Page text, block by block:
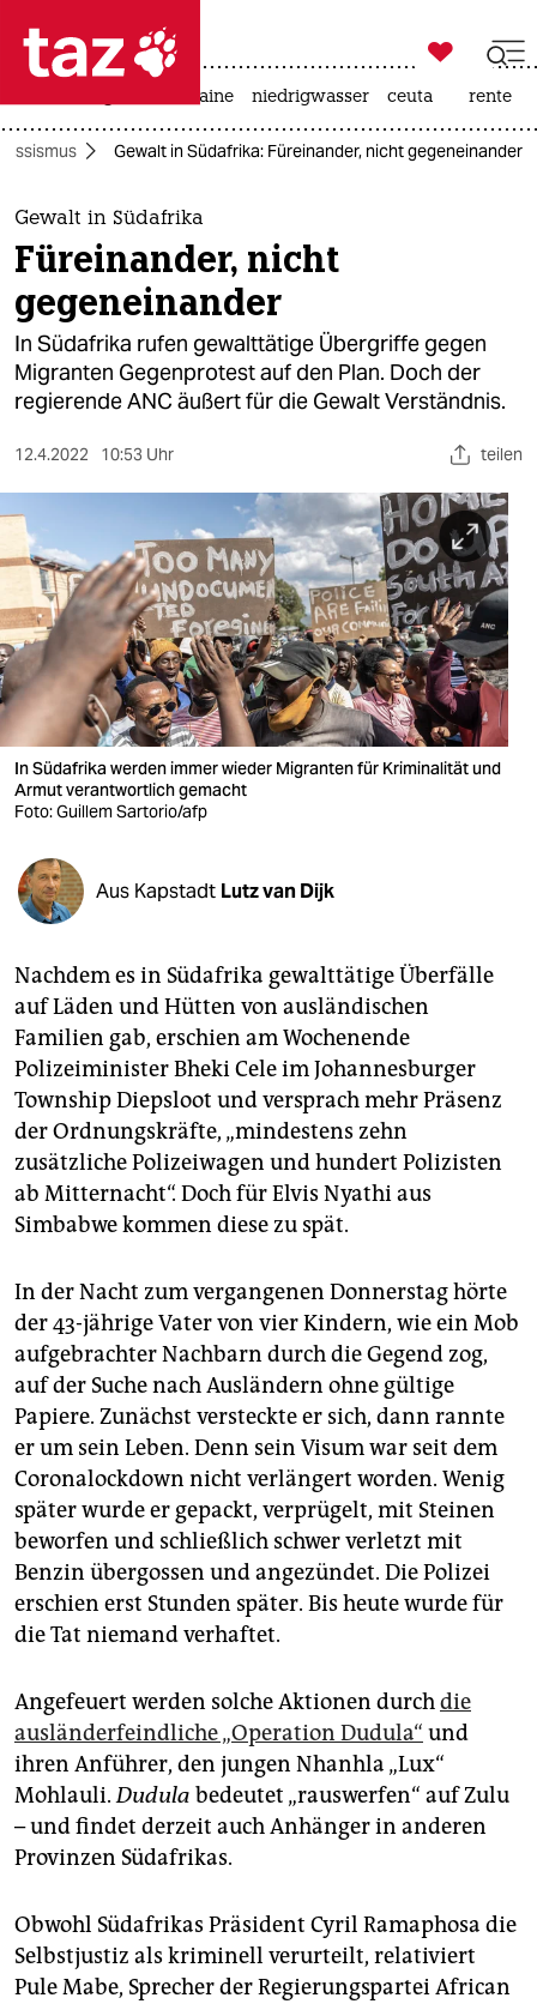
 taz zahl ich
taz zahl ich
themen
politik
öko
gesellschaft
sport
berlin
nord
wahrheit
verlag
verlag
veranstaltungen
fragen & hilfe
abo
genossenschaft
epaper login

taz zahl ich
krieg in der ukraine niedrigwasser ceuta rente
Gewalt in Südafrika: Füreinander, nicht gegeneinander
Gewalt in Südafrika
Füreinander, nicht
gegeneinander
In Südafrika rufen gewalttätige Übergriffe gegen
Migranten Gegenprotest auf den Plan. Doch der
regierende ANC äußert für die Gewalt Verständnis.
12.4.2022 10:53 Uhr teilen
In Südafrika werden immer wieder Migranten für Kriminalität und
Armut verantwortlich gemacht
Foto: Guillem Sartorio/afp
Aus Kapstadt Lutz van Dijk
Nachdem es in Südafrika gewalttätige Überfälle
auf Läden und Hütten von ausländischen
Familien gab, erschien am Wochenende
Polizeiminister Bheki Cele im Johannesburger
Township Diepsloot und versprach mehr Präsenz
der Ordnungskräfte, „mindestens zehn
zusätzliche Polizeiwagen und hundert Polizisten
ab Mitternacht“. Doch für Elvis Nyathi aus
Simbabwe kommen diese zu spät.
In der Nacht zum vergangenen Donnerstag hörte
der 43-­jährige Vater von vier Kindern, wie ein Mob
aufgebrachter Nachbarn durch die Gegend zog,
auf der Suche nach Ausländern ohne gültige
Papiere. Zunächst versteckte er sich, dann rannte
er um sein Leben. Denn sein Visum war seit dem
Coronalockdown nicht verlängert worden. Wenig
später wurde er gepackt, ver­prügelt, mit Steinen
beworfen und schließlich schwer verletzt mit
Benzin übergossen und angezündet. Die Polizei
erschien erst Stunden später. Bis heute wurde für
die Tat niemand verhaftet.
Angefeuert werden solche Aktionen durchdie
ausländerfeindliche „Operation Dudula“ und
ihren Anführer, den jungen Nhanhla „Lux“
Mohlauli.Dudula bedeutet „rauswerfen“ auf Zulu
– und findet derzeit auch Anhänger in anderen
Provinzen Südafrikas.
Obwohl Südafrikas Präsident Cyril Ramaphosa die
Selbstjustiz als kriminell verurteilt, relativiert
Pule Mabe, Sprecher der Regierungspartei African